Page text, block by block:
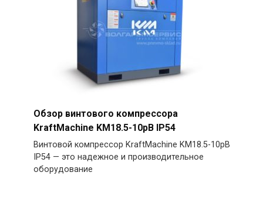
Обзор винтового компрессора
KraftMachine KM18.5-10рВ IP54
Винтовой компрессор KraftMachine KM18.5-10рВ
IP54 — это надежное и производительное
оборудование